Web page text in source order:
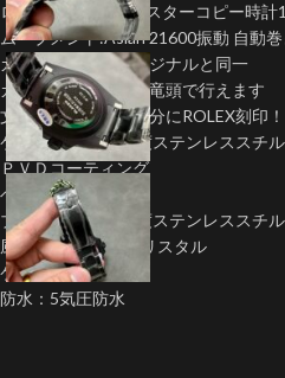
ロレックス GMT マスターコピー時
ムーブメント:Asian 21600振動 自動巻
カレンダ拡大率オリジナルと同一
カレンダー早送りは竜頭で行えます
文字盤外周ケース部分にROLEX刻印！
ケース：904L高強度ステンレススチル
ＰＶＤコーティング
ベゼル：セラミック
ブレス：904L高強度ステンレススチル
風防: サファイアクリスタル
ケース直径：40mm
防水：5気圧防水